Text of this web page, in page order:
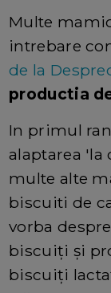
Multe
intrebare
de la
productia
In primul
alaptarea 'la
multe alte
biscuiti de
vorba
biscuiți și
biscuiți